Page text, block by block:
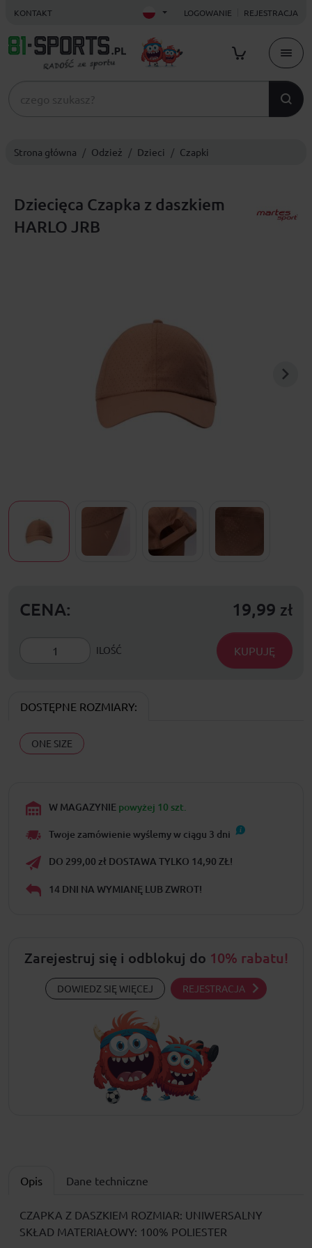
KONTAKT LOGOWANIE REJESTRACJA
Strona główna Odzież Dzieci Czapki
Dziecięca Czapka z daszkiem
HARLO JRB
CENA: 19,99 zł
ILOŚĆ KUPUJĘ
DOSTĘPNE ROZMIARY:
ONE SIZE
W MAGAZYNIE powyżej 10 szt.
Twoje zamówienie wyślemy w ciągu 3 dni
DO 299,00 zł DOSTAWA TYLKO 14,90 ZŁ!
14 DNI NA WYMIANĘ LUB ZWROT!
Zarejestruj się i odblokuj do 10% rabatu!
DOWIEDZ SIĘ WIĘCEJ REJESTRACJA
Opis Dane techniczne
CZAPKA Z DASZKIEM ROZMIAR: UNIWERSALNY
SKŁAD MATERIAŁOWY: 100% POLIESTER